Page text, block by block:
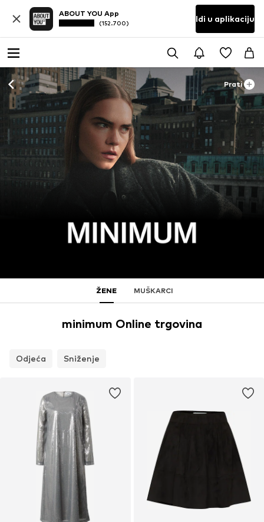
ABOUT YOU App
(152.700) Idi u aplikaciju
Prati
ŽENE MUŠKARCI
minimum Online trgovina
Odjeća Sniženje